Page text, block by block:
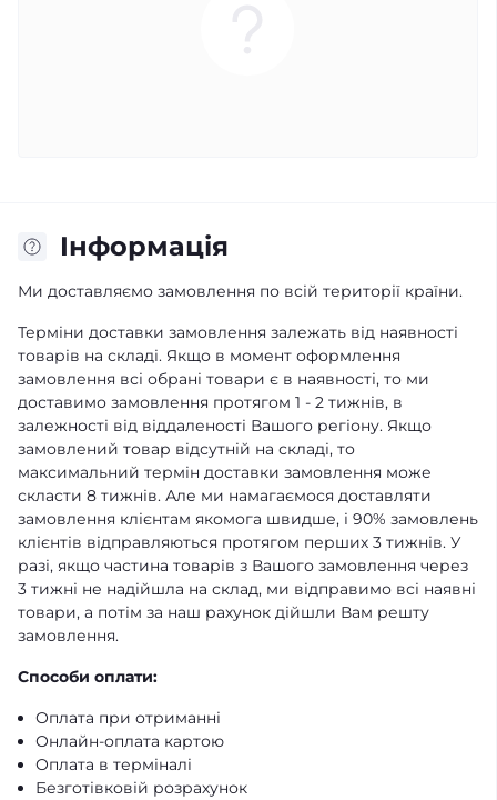
Iнформація
Ми доставляємо замовлення по всій території країни.
Терміни доставки замовлення залежать від наявності
товарів на складі. Якщо в момент оформлення
замовлення всі обрані товари є в наявності, то ми
доставимо замовлення протягом 1 - 2 тижнів, в
залежності від віддаленості Вашого регіону. Якщо
замовлений товар відсутній на складі, то
максимальний термін доставки замовлення може
скласти 8 тижнів. Але ми намагаємося доставляти
замовлення клієнтам якомога швидше, і 90% замовлень
клієнтів відправляються протягом перших 3 тижнів. У
разі, якщо частина товарів з Вашого замовлення через
3 тижні не надійшла на склад, ми відправимо всі наявні
товари, а потім за наш рахунок дійшли Вам решту
замовлення.
Способи оплати:
Оплата при отриманні
Онлайн-оплата картою
Оплата в терміналі
Безготівковій розрахунок